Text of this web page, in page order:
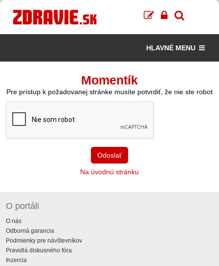
HLAVNÉ MENU
Momentík
Pre prístup k požadovanej stránke musíte potvrdiť, že nie ste robot
Odoslať
Na úvodnú stránku
O portáli
O nás
Odborná garancia
Podmienky pre návštevníkov
Pravidlá diskusného fóra
Inzercia